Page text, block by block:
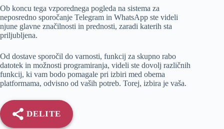
Ob koncu tega vzporednega pogleda na sistema za
neposredno sporočanje Telegram in WhatsApp ste videli
njune glavne značilnosti in prednosti, zaradi katerih sta
priljubljena.
Od dostave sporočil do varnosti, funkcij za skupno rabo
datotek in možnosti programiranja, videli ste dovolj različnih
funkcij, ki vam bodo pomagale pri izbiri med obema
platformama, odvisno od vaših potreb. Torej, izbira je vaša.
DELITE